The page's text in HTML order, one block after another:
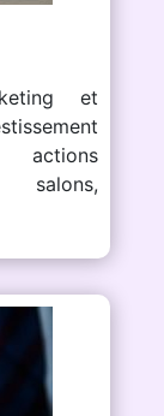
et
salons,